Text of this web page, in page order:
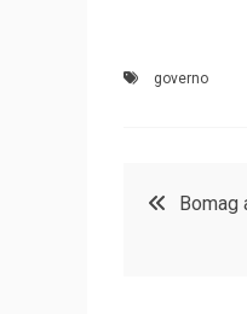
governo
Bomag